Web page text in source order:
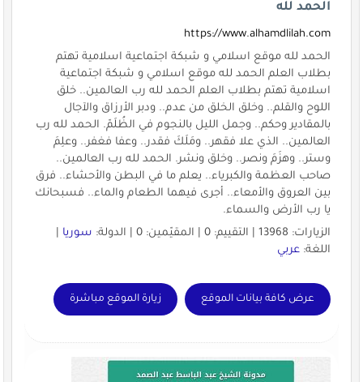
الحمد لله
https://www.alhamdlilah.com
الحمد لله موقع اسلامي و شبكة اجتماعية اسلامية تهتم
بطلاب العلم الحمد لله موقع اسلامي و شبكة اجتماعية
اسلامية تهتم بطلاب العلم الحمد لله رب العالمين.. خلق
اللوح والقلم.. وخلق الخلق من عدم.. ودبر الأرزاق والآجال
بالمقادير وحكم.. وجمل الليل بالنجوم في الظُلَمّ. الحمد لله رب
العالمين.. الذي علا فقهر.. ومَلَكَ فقدر.. وعفا فغفر.. وعلِمَ
وستر.. وهزَمَ ونصر.. وخلق ونشر. الحمد لله رب العالمين..
صاحب العظمة والكبرياء.. يعلم ما في البطن والأحشاء.. فرق
بين العروق والأمعاء.. أجرى فيهما الطعام والماء.. فسبحانك
يا رب الأرض والسماء.
الزيارات: 13968 | التقييم: 0 | المقيّمين: 0 | الدولة:
سوريا|
اللغة: عربي
عرض كافة بيانات الموقع زيارة الموقع مباشرة